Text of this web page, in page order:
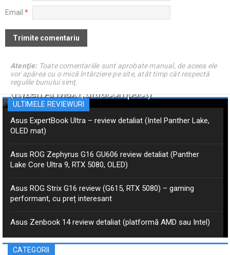
Email *
Atenţie:Toate comentariile sunt aprobate manual, de aceea ele
vor apărea cu o mică întârziere pe site, atât timp cât respectă
regulile bunului simţ.
ULTIMELE REVIEWURI
Asus ProArt PX13 GoPro – review detaliat
(Ryzen AI Max+, ultracompact)
Asus ExpertBook Ultra – review detaliat (Intel Panther Lake,
OLED mat)
Asus ROG Zephyrus G16 GU606 review detaliat (Panther
Lake Core Ultra 9, RTX 5080, OLED)
Asus ROG Strix G16 review (G615, RTX 5080) – gaming
performant, cu preț interesant
Asus Zenbook 14 review detaliat (platformă AMD sau Intel)
CATEGORII